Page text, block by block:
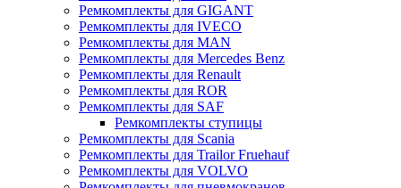
Ремкомплекты для GIGANT
Ремкомплекты для IVECO
Ремкомплекты для MAN
Ремкомплекты для Mercedes Benz
Ремкомплекты для Renault
Ремкомплекты для ROR
Ремкомплекты для SAF
Ремкомплекты ступицы
Ремкомплекты для Scania
Ремкомплекты для Trailor Fruehauf
Ремкомплекты для VOLVO